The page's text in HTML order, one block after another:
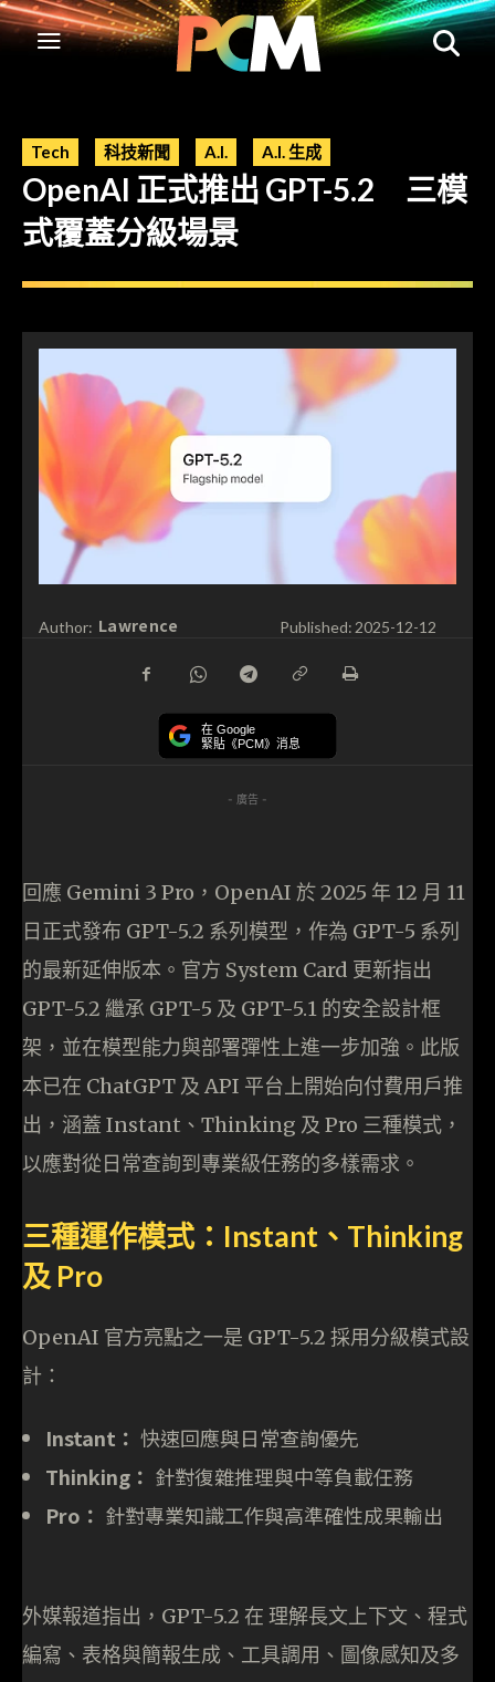
Tech 科技新聞 A.I. A.I. 生成
OpenAI 正式推出 GPT-5.2 三模
式覆蓋分級場景
Author: Lawrence Published: 2025-12-12
在 Google
緊貼《PCM》消息
- 廣告 -
回應 Gemini 3 Pro，OpenAI 於 2025 年 12 月 11
日正式發布 GPT-5.2 系列模型，作為 GPT-5 系列
的最新延伸版本。官方 System Card 更新指出
GPT-5.2 繼承 GPT-5 及 GPT-5.1 的安全設計框
架，並在模型能力與部署彈性上進一步加強。此版
本已在 ChatGPT 及 API 平台上開始向付費用戶推
出，涵蓋 Instant、Thinking 及 Pro 三種模式，
以應對從日常查詢到專業級任務的多樣需求。
三種運作模式：Instant、Thinking
及 Pro
OpenAI 官方亮點之一是 GPT-5.2 採用分級模式設
計：
Instant： 快速回應與日常查詢‌優先
Thinking： 針對復雜推理與中等負載任務
Pro： 針對專業知識工作與高準確性成果輸出
外媒報道指出，GPT-5.2 在 理解長文上下文、程式
編寫、表格與簡報生成、工具調用、圖像感知及多